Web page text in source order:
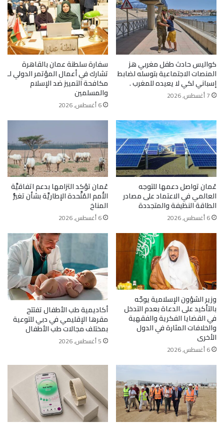
كواليس حادث طفل مغربي هز
المنصات الاجتماعية بتوسله لضابط
إسباني لكي لا يعيده للمغرب .
7 أغسطس, 2026
سفارة سلطنة عمان بالقاهرة
تشارك في أعمال المؤتمر الدولي لـ
مكافحة التمييز ضد الإسلام
والمسلمين
6 أغسطس, 2026
عُمان تواصل دعمها للتوجه
العالمي في الاعتماد على مصادر
الطاقة النظيفة والمتجددة
6 أغسطس, 2026
عُمان تؤكد التزامها بدعم اتفاقيَّة
الأُمم المُتَّحدة الإطاريَّة بشأن تغيُّر
المناخ
6 أغسطس, 2026
وزير الشؤون الإسلامية يوجّه
بالتأكيد على الدعاة بعدم التدخل
في القضايا الفكرية والفقهية
والخلافات المثارة في الدول
الأخرى
6 أغسطس, 2026
أكاديمية طب الأطفال تفتتح
مقرها الإقليمي في دبي للتوعية
بمختلف مجالات طب الأطفال
5 أغسطس, 2026